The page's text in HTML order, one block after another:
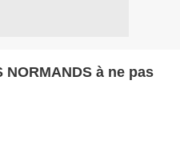
NORMANDS à ne pas